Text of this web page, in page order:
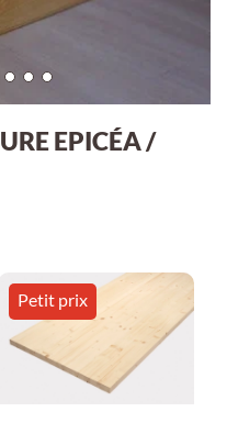
EPICÉA /
Petit prix